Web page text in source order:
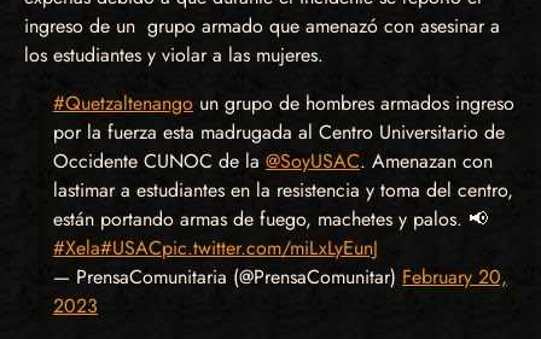
ingreso de un grupo armado que amenazó con asesinar a
los estudiantes y violar a las mujeres.
#Quetzaltenango un grupo de hombres armados ingreso
por la fuerza esta madrugada al Centro Universitario de
Occidente CUNOC de la @SoyUSAC. Amenazan con
lastimar a estudiantes en la resistencia y toma del centro,
están portando armas de fuego, machetes y palos. 📢
#Xela#USACpic.twitter.com/miLxLyEunJ
— PrensaComunitaria (@PrensaComunitar) February 20,
2023